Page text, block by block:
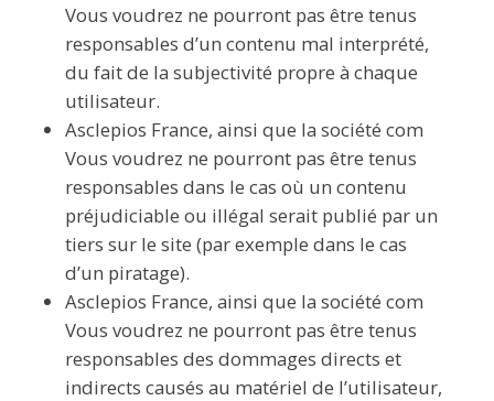
Vous voudrez ne pourront pas être tenus
responsables d’un contenu mal interprété,
du fait de la subjectivité propre à chaque
utilisateur.
Asclepios France, ainsi que la société com
Vous voudrez ne pourront pas être tenus
responsables dans le cas où un contenu
préjudiciable ou illégal serait publié par un
tiers sur le site (par exemple dans le cas
d’un piratage).
Asclepios France, ainsi que la société com
Vous voudrez ne pourront pas être tenus
responsables des dommages directs et
indirects causés au matériel de l’utilisateur,